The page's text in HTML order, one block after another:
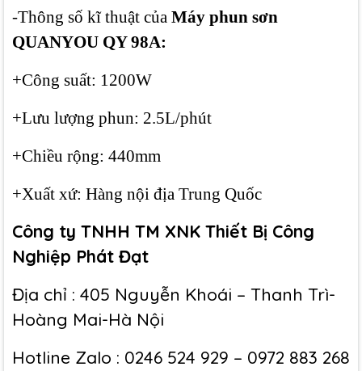
-Thông số kĩ thuật của Máy phun sơn
QUANYOU QY 98A:
+Công suất: 1200W
+Lưu lượng phun: 2.5L/phút
+Chiều rộng: 440mm
+Xuất xứ: Hàng nội địa Trung Quốc
Công ty TNHH TM XNK Thiết Bị Công
Nghiệp Phát Đạt
Địa chỉ : 405 Nguyễn Khoái – Thanh Trì-
Hoàng Mai-Hà Nội
Hotline Zalo : 0246 524 929 – 0972 883 268